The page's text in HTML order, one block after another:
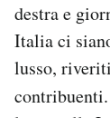
AREA
destra e
Italia ci
lusso,